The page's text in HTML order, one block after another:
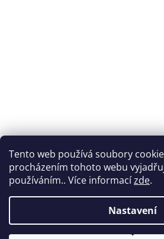
Tento web používá soubory
procházením tohoto webu
používáním.. Více informacízde.
Nastavení
Vytvořil